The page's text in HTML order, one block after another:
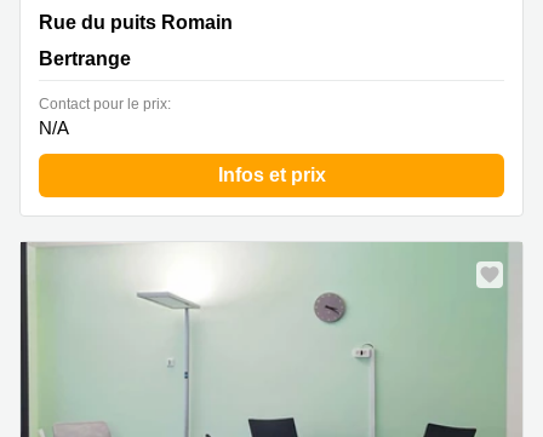
33-39 rue du Puits Romain, Bertrange
Rue du puits Romain
Bertrange
Contact pour le prix:
N/A
Infos et prix